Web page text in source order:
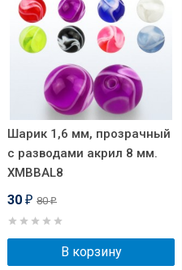
Шарик 1,6 мм, прозрачный
с разводами акрил 8 мм.
XMBBAL8
30 ₽ 80₽
В корзину